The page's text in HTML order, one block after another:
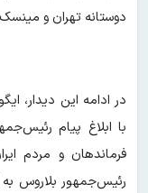
دوستانه تهران و
در ادامه این دیدار،
با ابلاغ پیام
فرماندهان و مردم
رئیس‌جمهور بلاروس